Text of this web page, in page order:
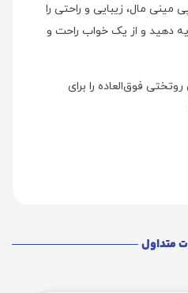
مینی مال، زیبایی و راحتی را
دهید و از یک خواب راحت و
فوق‌العاده را برای
متداول